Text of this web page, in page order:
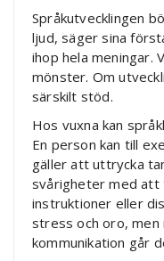
Språkutvecklingen
ljud, säger sina
ihop hela meningar.
mönster. Om
särskilt stöd.
Hos vuxna kan
En person kan till
gäller att uttrycka
svårigheter med att
instruktioner eller
stress och oro,
kommunikation går